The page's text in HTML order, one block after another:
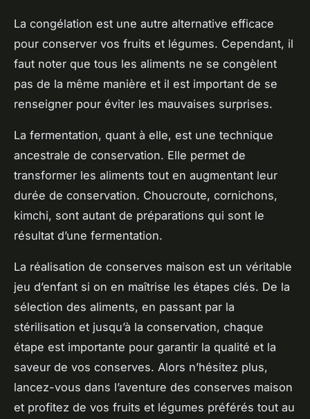
La congélation est une autre alternative efficace
pour conserver vos fruits et légumes. Cependant, il
faut noter que tous les aliments ne se congèlent
pas de la même manière et il est important de se
renseigner pour éviter les mauvaises surprises.
La fermentation, quant à elle, est une technique
ancestrale de conservation. Elle permet de
transformer les aliments tout en augmentant leur
durée de conservation. Choucroute, cornichons,
kimchi, sont autant de préparations qui sont le
résultat d’une fermentation.
La réalisation de conserves maison est un véritable
jeu d’enfant si on en maîtrise les étapes clés. De la
sélection des aliments, en passant par la
stérilisation et jusqu’à la conservation, chaque
étape est importante pour garantir la qualité et la
saveur de vos conserves. Alors n’hésitez plus,
lancez-vous dans l’aventure des conserves maison
et profitez de vos fruits et légumes préférés tout au